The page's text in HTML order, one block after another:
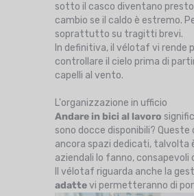
sotto il casco diventano
cambio se il caldo è estremo.
soprattutto su tragitti brevi.
In definitiva, il vélotaf vi rende
controllare il cielo prima di
capelli al vento.
L'organizzazione in ufficio
Andare in bici al lavoro
sono docce disponibili?
ancora spazi dedicati, talvolta
aziendali lo fanno, consapevoli
Il vélotaf riguarda anche la
adattevi permetteranno di